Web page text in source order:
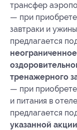
трансфер
— при
завтраки и
предлагается
тренажерного
— при
и питания в
предлагается
указанной